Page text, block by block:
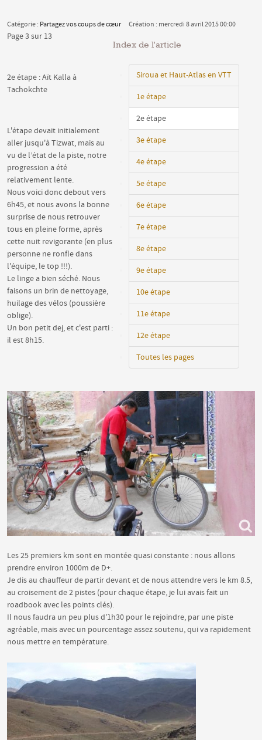
Catégorie : Partagez vos coups de cœur Création : mercredi 8 avril 2015 00:00
Index de l'article
Siroua et Haut-Atlas en VTT
1e étape
2e étape
3e étape
4e étape
5e étape
6e étape
7e étape
8e étape
9e étape
10e étape
11e étape
12e étape
Toutes les pages
Page 3 sur 13
2e étape : Aït Kalla à
Tachokchte
L'étape devait initialement
aller jusqu'à Tizwat, mais au
vu de l’état de la piste, notre
progression a été
relativement lente.
Nous voici donc debout vers
6h45, et nous avons la bonne
surprise de nous retrouver
tous en pleine forme, après
cette nuit revigorante (en plus
personne ne ronfle dans
l'équipe, le top !!!).
Le linge a bien séché. Nous
faisons un brin de nettoyage,
huilage des vélos (poussière
oblige).
Un bon petit dej, et c'est parti :
il est 8h15.
Les 25 premiers km sont en montée quasi constante : nous allons
prendre environ 1000m de D+.
Je dis au chauffeur de partir devant et de nous attendre vers le km 8.5,
au croisement de 2 pistes (pour chaque étape, je lui avais fait un
roadbook avec les points clés).
Il nous faudra un peu plus d'1h30 pour le rejoindre, par une piste
agréable, mais avec un pourcentage assez soutenu, qui va rapidement
nous mettre en température.